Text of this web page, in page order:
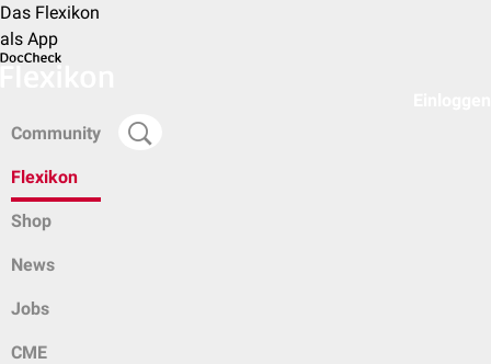
Das Flexikon
als App
Community
Flexikon
Shop
News
Jobs
CME